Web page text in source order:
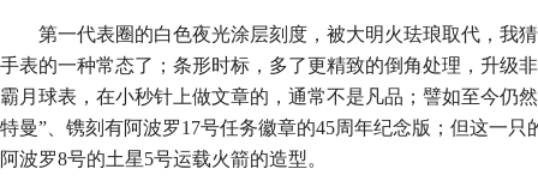
第一代表圈的白色夜光涂层刻度，被大明火珐琅取代，我
手表的一种常态了；条形时标，多了更精致的倒角处理，升级
霸月球表，在小秒针上做文章的，通常不是凡品；譬如至今仍
特曼”、镌刻有阿波罗17号任务徽章的45周年纪念版；但这一
阿波罗8号的土星5号运载火箭的造型。